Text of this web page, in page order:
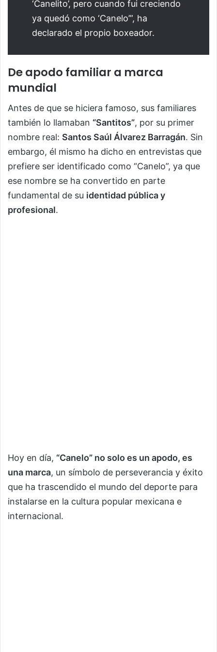
‘Canelito’, pero cuando fui creciendo
ya quedó como ‘Canelo’”, ha
declarado el propio boxeador.
De apodo familiar a marca
mundial
Antes de que se hiciera famoso, sus familiares
también lo llamaban “Santitos”, por su primer
nombre real: Santos Saúl Álvarez Barragán. Sin
embargo, él mismo ha dicho en entrevistas que
prefiere ser identificado como “Canelo”, ya que
ese nombre se ha convertido en parte
fundamental de su identidad pública y
profesional.
Hoy en día, “Canelo” no solo es un apodo, es
una marca, un símbolo de perseverancia y éxito
que ha trascendido el mundo del deporte para
instalarse en la cultura popular mexicana e
internacional.